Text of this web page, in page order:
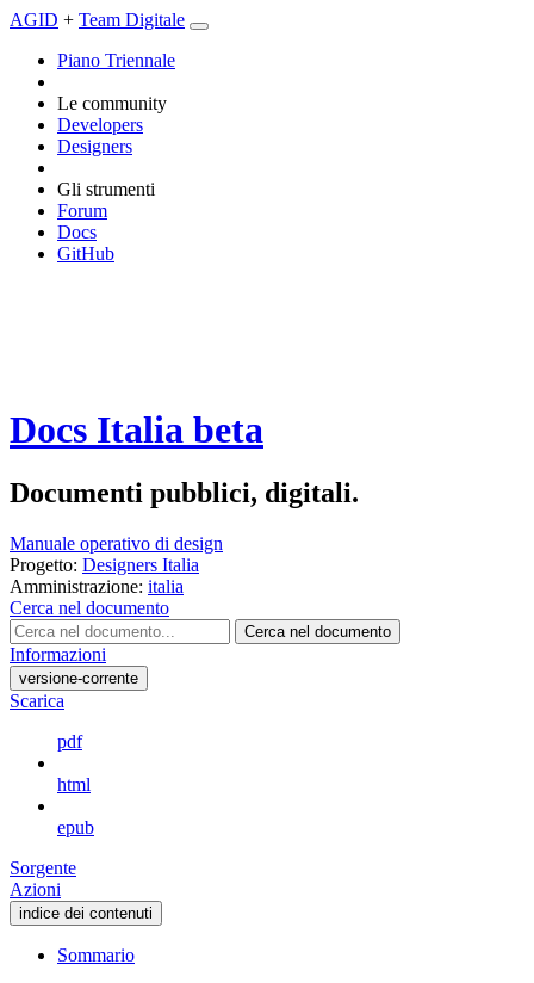
AGID + Team Digitale
Piano Triennale
Le community
Developers
Designers
Gli strumenti
Forum
Docs
GitHub
Docs Italia beta
Documenti pubblici, digitali.
Manuale operativo di design
Progetto: Designers Italia
Amministrazione: italia
Cerca nel documento
Cerca nel documento
Informazioni
versione-corrente
Scarica
pdf
html
epub
Sorgente
Azioni
indice dei contenuti
Sommario